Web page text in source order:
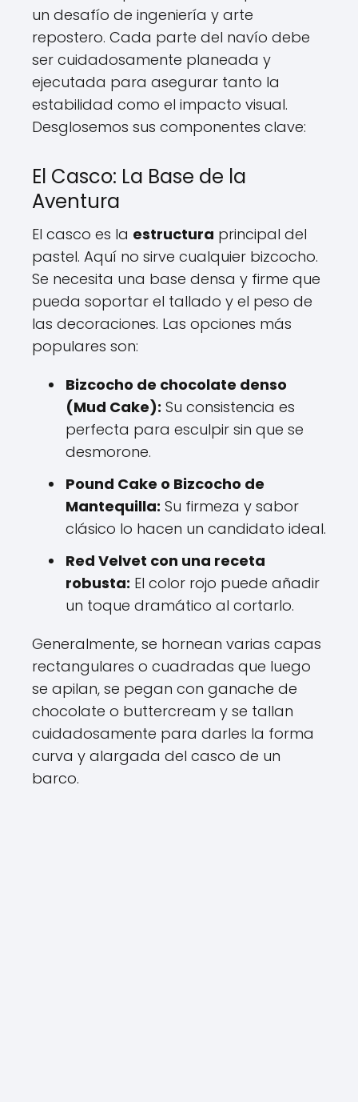
un desafío de ingeniería y arte
repostero. Cada parte del navío debe
ser cuidadosamente planeada y
ejecutada para asegurar tanto la
estabilidad como el impacto visual.
Desglosemos sus componentes clave:
El Casco: La Base de la
Aventura
El casco es la estructura principal del
pastel. Aquí no sirve cualquier bizcocho.
Se necesita una base densa y firme que
pueda soportar el tallado y el peso de
las decoraciones. Las opciones más
populares son:
Bizcocho de chocolate denso
(Mud Cake): Su consistencia es
perfecta para esculpir sin que se
desmorone.
Pound Cake o Bizcocho de
Mantequilla: Su firmeza y sabor
clásico lo hacen un candidato ideal.
Red Velvet con una receta
robusta: El color rojo puede añadir
un toque dramático al cortarlo.
Generalmente, se hornean varias capas
rectangulares o cuadradas que luego
se apilan, se pegan con ganache de
chocolate o buttercream y se tallan
cuidadosamente para darles la forma
curva y alargada del casco de un
barco.